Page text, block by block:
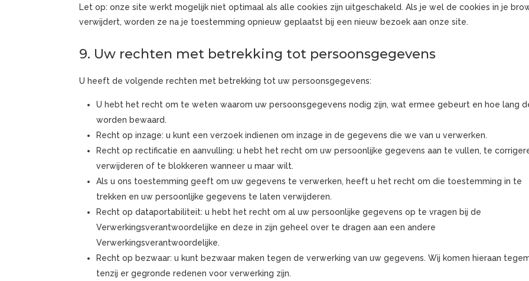
Let op: onze site werkt mogelijk niet optimaal als alle cookies zijn uitgeschakeld. Als je wel de cookies in je
verwijdert, worden ze na je toestemming opnieuw geplaatst bij een nieuw bezoek aan onze site.
9. Uw rechten met betrekking tot persoonsgegevens
U heeft de volgende rechten met betrekking tot uw persoonsgegevens:
U hebt het recht om te weten waarom uw persoonsgegevens nodig zijn, wat ermee gebeurt en hoe lang
worden bewaard.
Recht op inzage: u kunt een verzoek indienen om inzage in de gegevens die we van u verwerken.
Recht op rectificatie en aanvulling: u hebt het recht om uw persoonlijke gegevens aan te vullen, te
verwijderen of te blokkeren wanneer u maar wilt.
Als u ons toestemming geeft om uw gegevens te verwerken, heeft u het recht om die toestemming in te
trekken en uw persoonlijke gegevens te laten verwijderen.
Recht op dataportabiliteit: u hebt het recht om al uw persoonlijke gegevens op te vragen bij de
Verwerkingsverantwoordelijke en deze in zijn geheel over te dragen aan een andere
Verwerkingsverantwoordelijke.
Recht op bezwaar: u kunt bezwaar maken tegen de verwerking van uw gegevens. Wij komen hieraan
tenzij er gegronde redenen voor verwerking zijn.